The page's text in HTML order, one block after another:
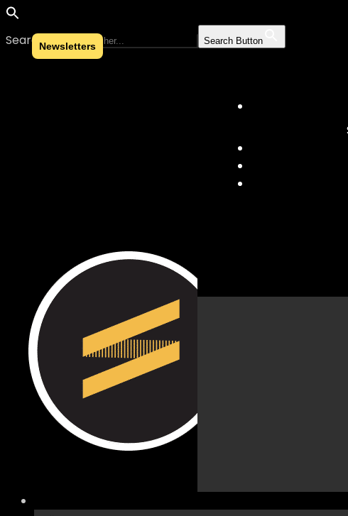
Search for: Search Button
Skip to content
Newsletters